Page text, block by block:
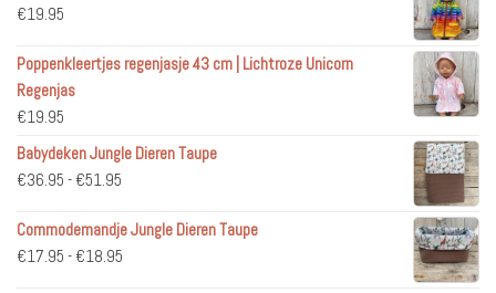
€19.95
Poppenkleertjes regenjasje 43 cm | Lichtroze Unicorn
Regenjas
€19.95
Babydeken Jungle Dieren Taupe
€36.95 - €51.95
tot
€51.95
Commodemandje Jungle Dieren Taupe
€17.95 - €18.95